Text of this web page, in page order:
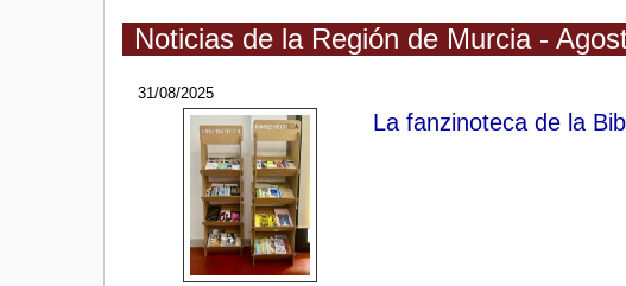
Noticias de la Región de Murcia -
31/08/2025
La fanzinoteca de la